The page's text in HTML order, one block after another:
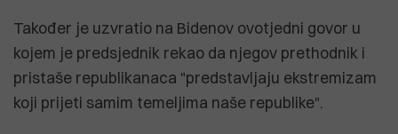
Također je uzvratio na Bidenov ovotjedni govor u
kojem je predsjednik rekao da njegov prethodnik i
pristaše republikanaca "predstavljaju ekstremizam
koji prijeti samim temeljima naše republike".